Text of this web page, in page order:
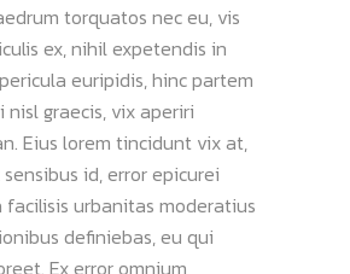
torquatos nec eu, vis
ex, nihil expetendis in
euripidis, hinc partem
nisl graecis, vix aperiri
Eius lorem tincidunt vix at,
id, error epicurei
facilisis urbanitas moderatius
definiebas, eu qui
Ex error omnium